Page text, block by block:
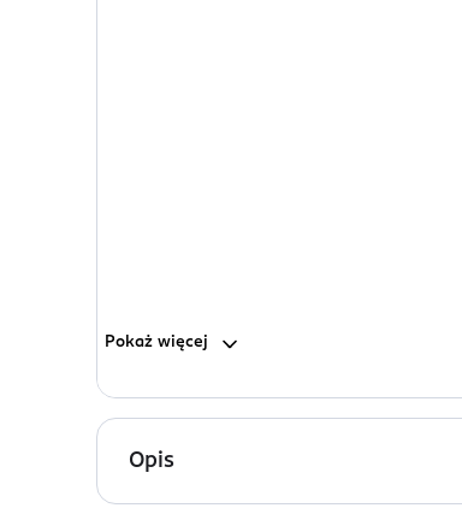
Pokaż więcej
Opis